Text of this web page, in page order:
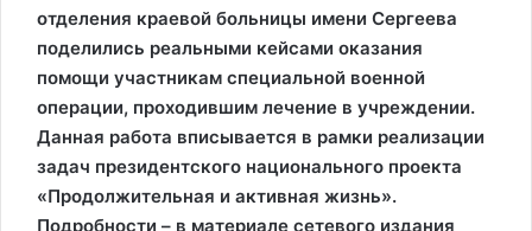
отделения краевой больницы имени Сергеева
поделились реальными кейсами оказания
помощи участникам специальной военной
операции, проходившим лечение в учреждении.
Данная работа вписывается в рамки реализации
задач президентского национального проекта
«Продолжительная и активная жизнь».
Подробности – в материале сетевого издания